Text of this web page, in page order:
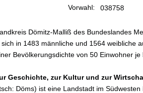
Vorwahl:
038758
Dömitz-Malliß des Bundeslandes
in 1483 männliche und 1564 weibliche
Bevölkerungsdichte von 50 Einwohner je
Geschichte, zur Kultur und zur
Döms) ist eine Landstadt im